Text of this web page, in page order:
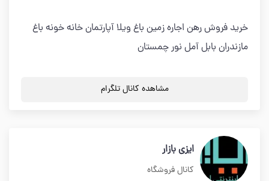
خرید فروش رهن اجاره زمین باغ ویلا آپارتمان خانه خونه باغ
مازندران بابل آمل نور چمستان
مشاهده کانال تلگرام
ایزی بازار
کانال فروشگاه